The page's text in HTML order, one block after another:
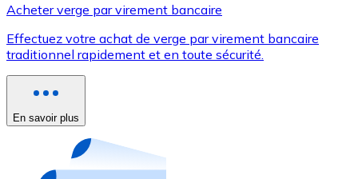
Utilisez les cartes Visa et Mastercard pour acheter
Acheter avec carte
Nouveau
Achetez des cartes-cadeaux de vos marques
Acheter verge par virement bancaire
Effectuez votre achat de verge par virement bancaire
traditionnel rapidement et en toute sécurité.
En savoir plus